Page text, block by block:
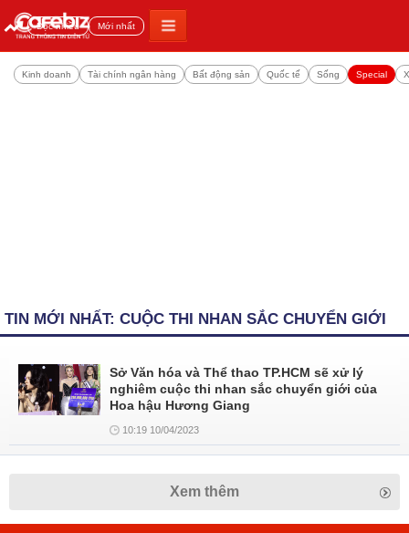
Đọc nhiều Mới nhất
Kinh doanh Tài chính ngân hàng Bất động sản Quốc tế Sống Special
TIN MỚI NHẤT: CUỘC THI NHAN SẮC CHUYỂN GIỚI
Sở Văn hóa và Thể thao TP.HCM sẽ xử lý
nghiêm cuộc thi nhan sắc chuyển giới của
Hoa hậu Hương Giang
10:19 10/04/2023
Xem thêm